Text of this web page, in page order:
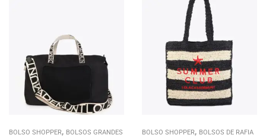
BOLSO SHOPPER, BOLSOS GRANDES BOLSO SHOPPER, BOLSOS DE RAFIA